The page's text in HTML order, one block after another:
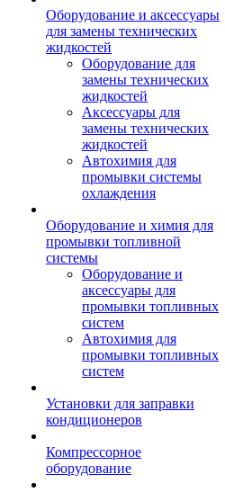
Оборудование и аксессуары
для замены технических
жидкостей
Оборудование для
замены технических
жидкостей
Аксессуары для
замены технических
жидкостей
Автохимия для
промывки системы
охлаждения
Оборудование и химия для
промывки топливной
системы
Оборудование и
аксессуары для
промывки топливных
систем
Автохимия для
промывки топливных
систем
Установки для заправки
кондиционеров
Компрессорное
оборудование